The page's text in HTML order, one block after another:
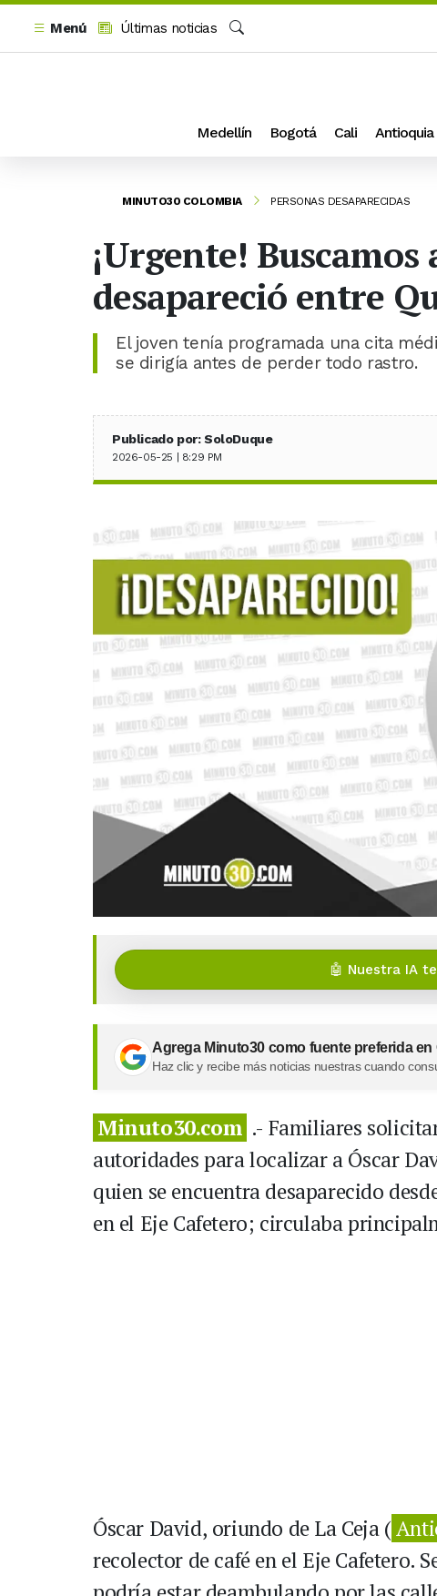
Menú
Últimas noticias
Buscar
Medellín Bogotá Cali Antioquia
MINUTO30 COLOMBIA PERSONAS DESAPARECIDAS
¡Urgente!
desapareció entre
El joven tenía programada una cita
se dirigía antes de perder todo rastro.
Publicado por: SoloDuque
2026-05-25 | 8:29 PM
🤖 Nuestra IA
Agrega Minuto30 como fuente preferida en
Haz clic y recibe más noticias nuestras cuando
Minuto30.com .- Familiares
autoridades para localizar a Óscar
quien se encuentra desaparecido
en el Eje Cafetero; circulaba
Óscar David, oriundo de La Ceja (
recolector de café en el Eje Cafetero.